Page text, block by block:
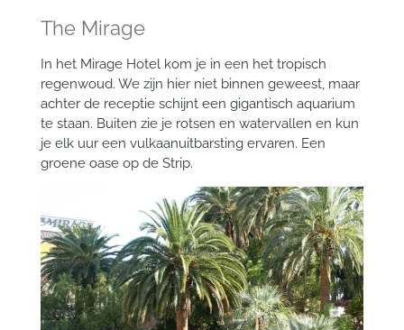
The Mirage
In het Mirage Hotel kom je in een het tropisch
regenwoud. We zijn hier niet binnen geweest, maar
achter de receptie schijnt een gigantisch aquarium
te staan. Buiten zie je rotsen en watervallen en kun
je elk uur een vulkaanuitbarsting ervaren. Een
groene oase op de Strip.